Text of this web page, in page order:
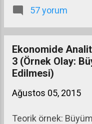
2015 günlü ‘Talep
göstereyim. Önce
maliyet
analize. Bu
neye baktığımızı
bilelim bir olayı
57 yorum
Ekonomide
3 (Örnek Olay:
Edilmesi)
Ağustos 05, 2015
Teorik örnek: